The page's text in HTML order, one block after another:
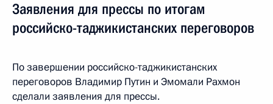
Заявления для прессы по итогам
российско-таджикистанских переговоров
По завершении российско-таджикистанских
переговоров Владимир Путин и Эмомали Рахмон
сделали заявления для прессы.